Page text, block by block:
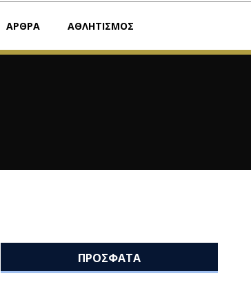
ΑΡΘΡΑ ΑΘΛΗΤΙΣΜΟΣ
ΠΡΟΣΦΑΤΑ